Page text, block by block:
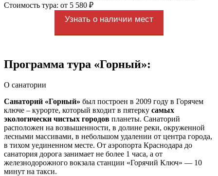
Стоимость тура: от 5 580 ₽
Узнать о наличии мест
Программа тура «Горный»:
О санатории
Санаторий «Горный» был построен в 2009 году в Горячем
ключе – курорте, который входит в пятерку самых
экологически чистых городов планеты. Санаторий
расположен на возвышенности, в долине реки, окруженной
лесными массивами, в небольшом удалении от центра города,
в тихом уединенном месте. От аэропорта Краснодара до
санатория дорога занимает не более 1 часа, а от
железнодорожного вокзала станции «Горячий Ключ» — 10
минут на такси.